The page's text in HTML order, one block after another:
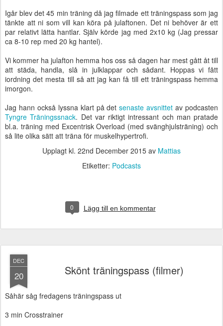
Igår blev det 45 min träning då jag filmade ett träningspass som jag
tänkte att ni som vill kan köra på julaftonen. Det ni behöver är ett
par relativt lätta hantlar. Själv körde jag med 2x10 kg (Jag pressar
ca 8-10 rep med 20 kg hantel).
Vi kommer ha julafton hemma hos oss så dagen har mest gått åt till
att städa, handla, slå in julklappar och sådant. Hoppas vi fått
iordning det mesta till så att jag kan få till ett träningspass hemma
imorgon.
Jag hann också lyssna klart på detsenaste avsnittet av podcasten
Tyngre Träningssnack. Det var riktigt intressant och man pratade
bl.a. träning med Excentrisk Overload (med svänghjulsträning) och
så lite olika sätt att träna för muskelhypertrofi.
Upplagt kl. 22nd December 2015 av Mattias
Etiketter: Podcasts
0 Lägg till en kommentar
DEC
20 Skönt träningspass (filmer)
Såhär såg fredagens träningspass ut
3 min Crosstrainer